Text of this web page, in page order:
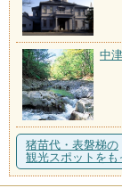
中
猪苗代・表磐梯の
観光スポットをも